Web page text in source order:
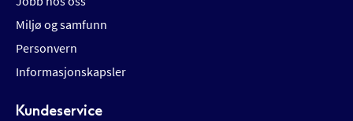
Miljø og samfunn
Personvern
Informasjonskapsler
Kundeservice